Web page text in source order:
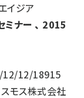
イジア
ミナー 、 2015
12/18915
スモス株式会社